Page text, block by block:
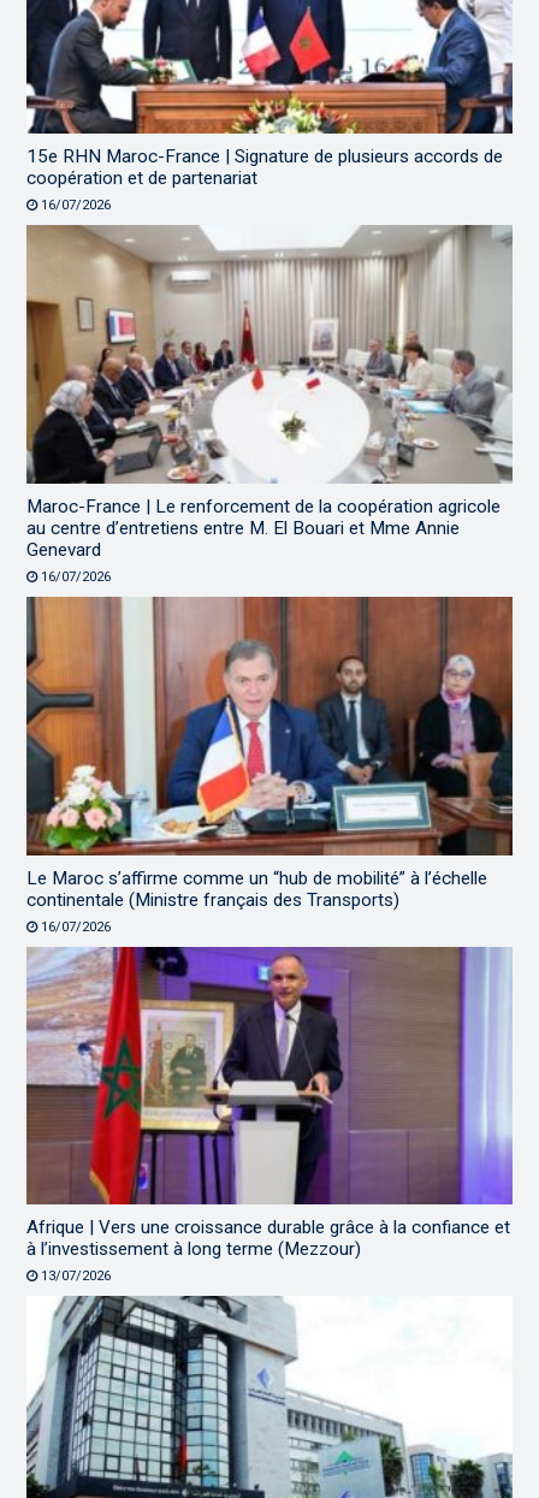
15e RHN Maroc-France | Signature de plusieurs accords de
coopération et de partenariat
16/07/2026
Maroc-France | Le renforcement de la coopération agricole
au centre d’entretiens entre M. El Bouari et Mme Annie
Genevard
16/07/2026
Le Maroc s’affirme comme un “hub de mobilité” à l’échelle
continentale (Ministre français des Transports)
16/07/2026
Afrique | Vers une croissance durable grâce à la confiance et
à l’investissement à long terme (Mezzour)
13/07/2026